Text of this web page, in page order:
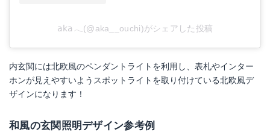
𝖺𝗄𝖺𓂃(@aka__ouchi)がシェアした投稿
内玄関には北欧風のペンダントライトを利用し、表札やインター
ホンが見えやすいようスポットライトを取り付けている北欧風デ
ザインになります！
和風の玄関照明デザイン参考例